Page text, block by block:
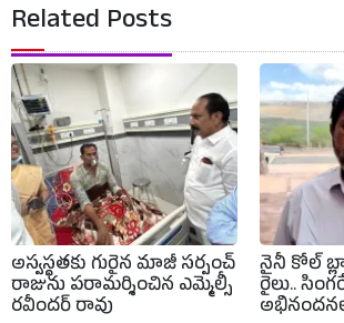
Related Posts
అస్వస్థతకు గురైన మాజీ సర్పంచ్
రాజును పరామర్శించిన ఎమ్మెల్సీ
రవీందర్ రావు
నైనీ కోల్
రైలు..